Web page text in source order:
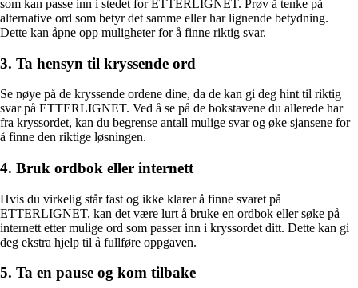
som kan passe inn i stedet for ETTERLIGNET. Prøv å tenke på
alternative ord som betyr det samme eller har lignende betydning.
Dette kan åpne opp muligheter for å finne riktig svar.
3. Ta hensyn til kryssende ord
Se nøye på de kryssende ordene dine, da de kan gi deg hint til riktig
svar på ETTERLIGNET. Ved å se på de bokstavene du allerede har
fra kryssordet, kan du begrense antall mulige svar og øke sjansene for
å finne den riktige løsningen.
4. Bruk ordbok eller internett
Hvis du virkelig står fast og ikke klarer å finne svaret på
ETTERLIGNET, kan det være lurt å bruke en ordbok eller søke på
internett etter mulige ord som passer inn i kryssordet ditt. Dette kan gi
deg ekstra hjelp til å fullføre oppgaven.
5. Ta en pause og kom tilbake